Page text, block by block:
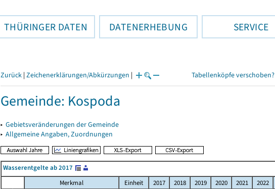
THÜRINGER DATEN DATENERHEBUNG SERVICE
Zurück | Zeichenerklärungen/Abkürzungen | Tabellenköpfe verschoben?
Gemeinde: Kospoda
▸ Gebietsveränderungen der Gemeinde
▸ Allgemeine Angaben, Zuordnungen
Wasserentgelte ab 2017
Merkmal
Einheit 2017 2018 2019 2020 2021 2022